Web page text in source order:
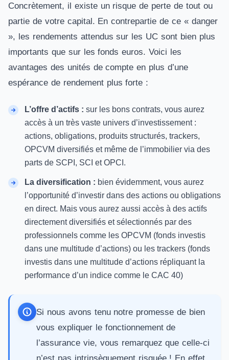
Concrètement, il existe un risque de perte de tout ou
partie de votre capital. En contrepartie de ce « danger
», les rendements attendus sur les UC sont bien plus
importants que sur les fonds euros. Voici les
avantages des unités de compte en plus d’une
espérance de rendement plus forte :
L’offre d’actifs : sur les bons contrats, vous aurez
accès à un très vaste univers d’investissement :
actions, obligations, produits structurés, trackers,
OPCVM diversifiés et même de l’immobilier via des
parts de SCPI , SCI et OPCI.
La diversification : bien évidemment, vous aurez
l’opportunité d’investir dans des actions ou obligations
en direct. Mais vous aurez aussi accès à des actifs
directement diversifiés et sélectionnés par des
professionnels comme les OPCVM (fonds investis
dans une multitude d’actions) ou les trackers (fonds
investis dans une multitude d’actions répliquant la
performance d’un indice comme le CAC 40)
Si nous avons tenu notre promesse de bien
vous expliquer le fonctionnement de
l’assurance vie, vous remarquez que celle-ci